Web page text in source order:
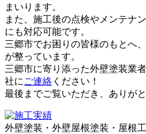
まいります。
また、施工後の点検やメンテナ
にも対応可能です。
三郷市でお困りの皆様のもとへ
が整っています。
三郷市に寄り添った外壁塗装業
社に ご連絡 ください！
最後までご覧いただき、ありが
外壁塗装・外壁屋根塗装・屋根